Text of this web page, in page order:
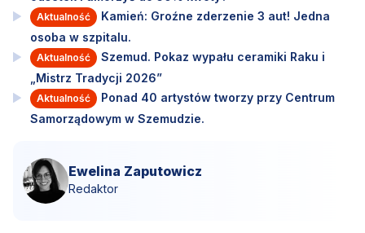
Aktualność
Kamień: Groźne zderzenie 3 aut! Jedna
osoba w szpitalu.
Aktualność
Szemud. Pokaz wypału ceramiki Raku i
„Mistrz Tradycji 2026”
Aktualność
Ponad 40 artystów tworzy przy Centrum
Samorządowym w Szemudzie.
Ewelina Zaputowicz
Redaktor